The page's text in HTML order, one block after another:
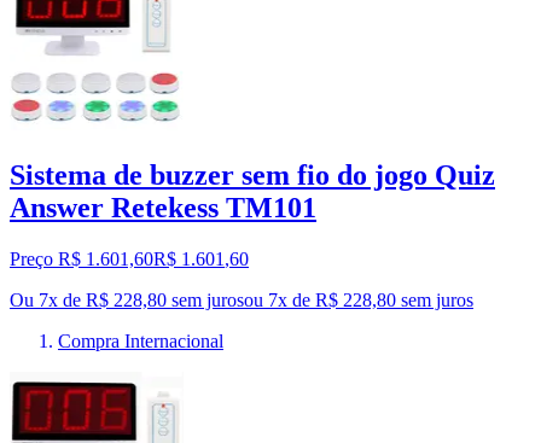
Sistema de buzzer sem fio do jogo Quiz
Answer Retekess TM101
Preço R$ 1.601,60R$ 1.601 ,60
Ou 7x de R$ 228,80 sem jurosou 7x de R$ 228,80 sem juros
Compra Internacional